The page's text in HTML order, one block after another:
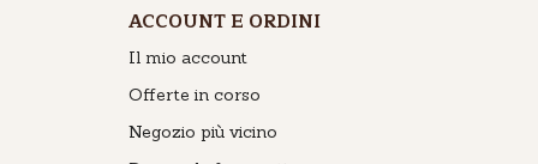
ACCOUNT E ORDINI
Il mio account
Offerte in corso
Negozio più vicino